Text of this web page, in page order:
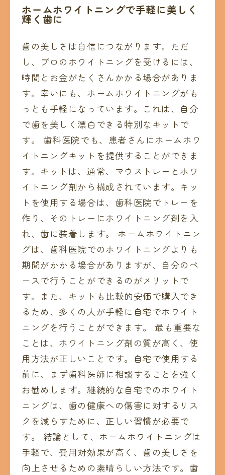
ホームホワイトニングで手軽に美しく
輝く歯に
歯の美しさは自信につながります。ただ
し、プロのホワイトニングを受けるには、
時間とお金がたくさんかかる場合がありま
す。幸いにも、ホームホワイトニングがも
っとも手軽になっています。これは、自分
で歯を美しく漂白できる特別なキットで
す。 歯科医院でも、患者さんにホームホワ
イトニングキットを提供することができま
す。キットは、通常、マウストレーとホワ
イトニング剤から構成されています。キッ
トを使用する場合は、歯科医院でトレーを
作り、そのトレーにホワイトニング剤を入
れ、歯に装着します。 ホームホワイトニン
グは、歯科医院でのホワイトニングよりも
期間がかかる場合がありますが、自分のペ
ースで行うことができるのがメリットで
す。また、キットも比較的安価で購入でき
るため、多くの人が手軽に自宅でホワイト
ニングを行うことができます。 最も重要な
ことは、ホワイトニング剤の質が高く、使
用方法が正しいことです。自宅で使用する
前に、まず歯科医師に相談することを強く
お勧めします。継続的な自宅でのホワイト
ニングは、歯の健康への傷害に対するリス
クを減らすために、正しい習慣が必要で
す。 結論として、ホームホワイトニングは
手軽で、費用対効果が高く、歯の美しさを
向上させるための素晴らしい方法です。歯